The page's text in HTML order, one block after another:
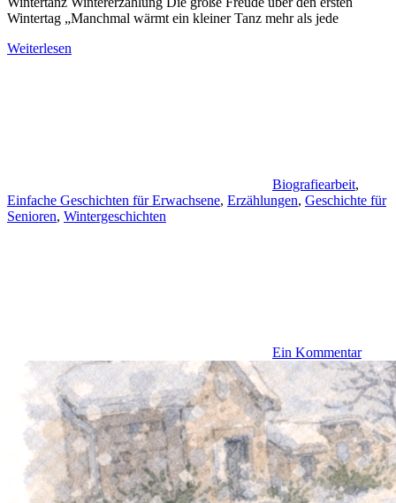
Wintertag „Manchmal wärmt ein kleiner Tanz mehr als jede
Weiterlesen
Biografiearbeit,
Einfache Geschichten für Erwachsene, Erzählungen, Geschichte für
Senioren, Wintergeschichten
Ein Kommentar